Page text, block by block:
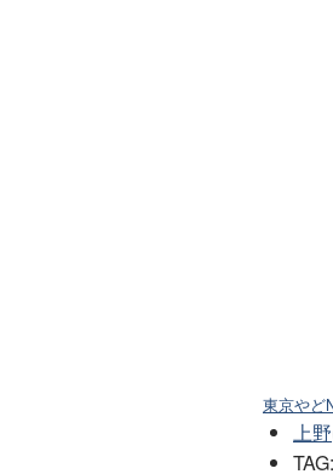
東京やど
上野
TAG: